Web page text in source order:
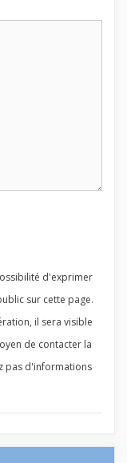
d'exprimer
sur cette page.
il sera visible
de contacter la
pas d'informations